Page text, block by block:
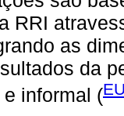
RRI
as
da
informal (